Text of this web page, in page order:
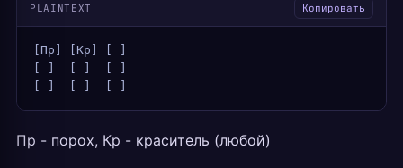
PLAINTEXT Копировать
[Пр] [Кр] [ ]
Пр - порох, Кр - краситель (любой)